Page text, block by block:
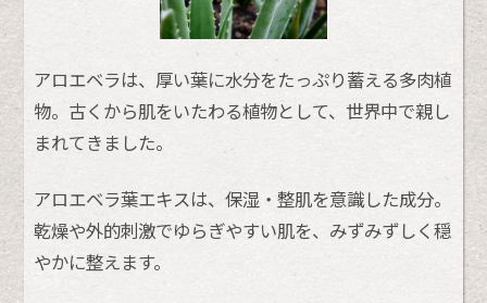
アロエベラは、厚い葉に水分をたっぷり蓄える多肉植
物。古くから肌をいたわる植物として、世界中で親し
まれてきました。
アロエベラ葉エキスは、保湿・整肌を意識した成分。
乾燥や外的刺激でゆらぎやすい肌を、みずみずしく穏
やかに整えます。